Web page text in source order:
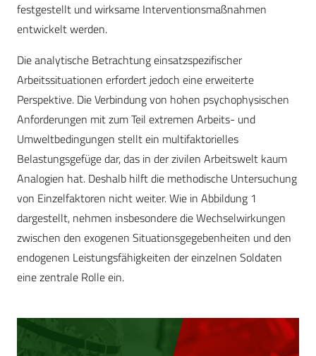
festgestellt und wirksame Interventionsmaßnahmen
entwickelt werden.
Die analytische Betrachtung einsatzspezifischer
Arbeitssituationen erfordert jedoch eine erweiterte
Perspektive. Die Verbindung von hohen psychophysischen
Anforderungen mit zum Teil extremen Arbeits- und
Umweltbedingungen stellt ein multifaktorielles
Belastungsgefüge dar, das in der zivilen Arbeitswelt kaum
Analogien hat. Deshalb hilft die methodische Untersuchung
von Einzelfaktoren nicht weiter. Wie in Abbildung 1
dargestellt, nehmen insbesondere die Wechselwirkungen
zwischen den exogenen Situationsgegebenheiten und den
endogenen Leistungsfähigkeiten der einzelnen Soldaten
eine zentrale Rolle ein.